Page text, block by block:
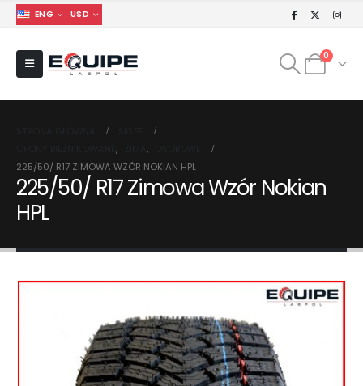
ENG USD
0
, ,
225/50/ R17 ZIMOWA WZÓR NOKIAN HPL
225/50/ R17 Zimowa Wzór Nokian
HPL